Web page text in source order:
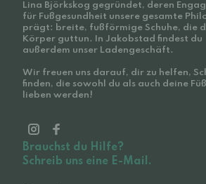
Lina Björkskog gegründet, deren
für Fußgesundheit unsere gesamte
prägt: breite, fußförmige Schuhe, die
Körper guttun. In Jakobstad findest du
außerdem unser Ladengeschäft.
Wir freuen uns darauf, dir zu helfen,
finden, die sowohl du als auch deine
lieben werden!
Brauchst du Hilfe?
Schreib uns eine E-Mail.